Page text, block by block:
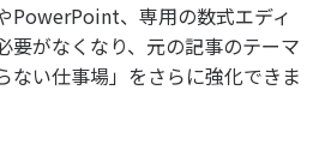
PowerPoint、専用の数式エディ
要がなくなり、元の記事のテーマ
ない仕事場」をさらに強化できま